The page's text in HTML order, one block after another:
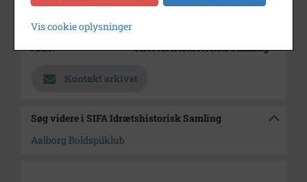
Størrelse
Arkiv
SIFA Idrætshistorisk Samling
Kontakt arkivet
Søg videre i SIFA Idrætshistorisk Samling
Aalborg Boldspilklub
Vis cookie oplysninger